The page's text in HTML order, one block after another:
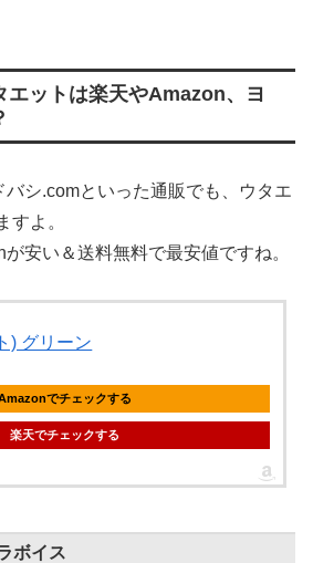
ットは楽天やAmazon、ヨ
シ.comといった通販でも、ウタエ
すよ。
安い＆送料無料で最安値ですね。
) グリーン
でチェックする
楽天でチェックする
ボイス